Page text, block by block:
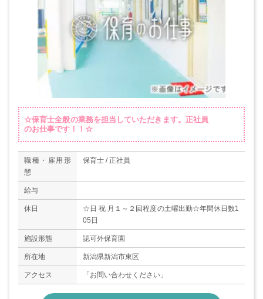
☆保育士全般の業務を担当していただきます。正社員
のお仕事です！！☆
職種・雇用形
態
保育士 / 正社員
給与
休日
☆日 祝 月１～２回程度の土曜出勤☆年間休日数1
05日
施設形態 認可外保育園
所在地 新潟県新潟市東区
アクセス 「お問い合わせください」